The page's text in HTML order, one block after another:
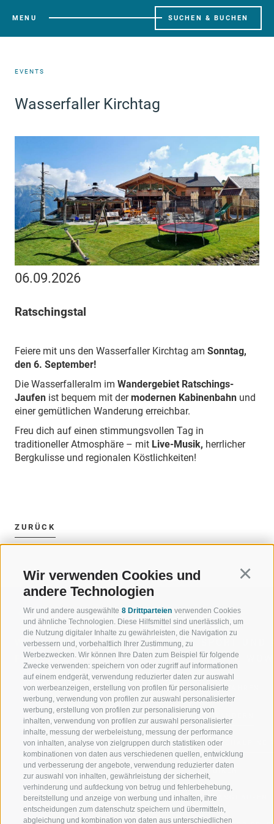
Wir verwenden Cookies und
andere Technologien
Wir und andere ausgewählte 8 Drittparteien verwenden Cookies
und ähnliche Technologien. Diese Hilfsmittel sind unerlässlich, um
die Nutzung digitaler Inhalte zu gewährleisten, die Navigation zu
verbessern und, vorbehaltlich Ihrer Zustimmung, zu
Werbezwecken. Wir können Ihre Daten zum Beispiel für folgende
Zwecke verwenden: speichern von oder zugriff auf informationen
auf einem endgerät, verwendung reduzierter daten zur auswahl
von werbeanzeigen, erstellung von profilen für personalisierte
werbung, verwendung von profilen zur auswahl personalisierter
werbung, erstellung von profilen zur personalisierung von
inhalten, verwendung von profilen zur auswahl personalisierter
inhalte, messung der werbeleistung, messung der performance
von inhalten, analyse von zielgruppen durch statistiken oder
kombinationen von daten aus verschiedenen quellen, entwicklung
und verbesserung der angebote, verwendung reduzierter daten
zur auswahl von inhalten, gewährleistung der sicherheit,
verhinderung und aufdeckung von betrug und fehlerbehebung,
bereitstellung und anzeige von werbung und inhalten, ihre
entscheidungen zum datenschutz speichern und übermitteln,
abgleichung und kombination von daten aus unterschiedlichen
MENU SUCHEN & BUCHEN
EVENTS
Wasserfaller Kirchtag
06.09.2026
Ratschingstal
Feiere mit uns den Wasserfaller Kirchtag am Sonntag,
den 6. September!
Die Wasserfalleralm im Wandergebiet Ratschings-
Jaufen ist bequem mit dermodernen Kabinenbahn und
einer gemütlichen Wanderung erreichbar.
Freu dich auf einen stimmungsvollen Tag in
traditioneller Atmosphäre – mit Live-Musik, herrlicher
Bergkulisse und regionalen Köstlichkeiten!
ZURÜCK
WILLKOMMEN IN DER
FERIENREGION RATSCHINGS
JAUFENTAL
RATSCHINGS
RIDNAUNTAL
BERGBAHNEN
SKISCHULE RATSCHINGS
MENGE
SKIFAHREN
HOCHALPINE
BIKEN
LANGLAUFEN